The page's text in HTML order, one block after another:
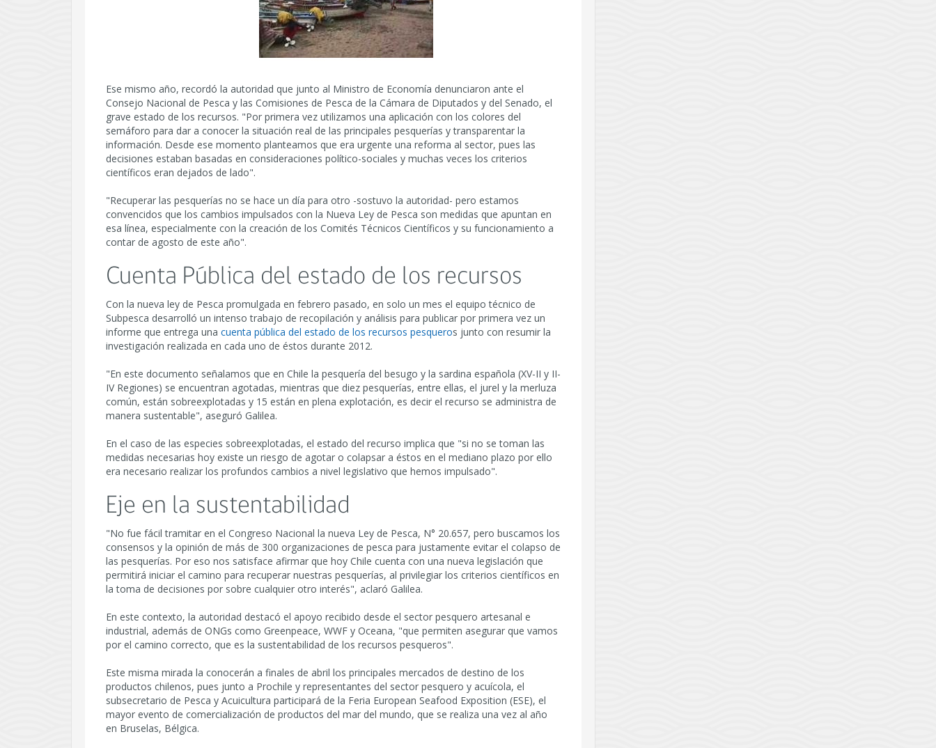
Ese mismo año, recordó la autoridad que junto al Ministro de Economía denunciaron ante el
Consejo Nacional de Pesca y las Comisiones de Pesca de la Cámara de Diputados y del Senado, el
grave estado de los recursos. "Por primera vez utilizamos una aplicación con los colores del
semáforo para dar a conocer la situación real de las principales pesquerías y transparentar la
información. Desde ese momento planteamos que era urgente una reforma al sector, pues las
decisiones estaban basadas en consideraciones político-sociales y muchas veces los criterios
científicos eran dejados de lado".
"Recuperar las pesquerías no se hace un día para otro -sostuvo la autoridad- pero estamos
convencidos que los cambios impulsados con la Nueva Ley de Pesca son medidas que apuntan en
esa línea, especialmente con la creación de los Comités Técnicos Científicos y su funcionamiento a
contar de agosto de este año".
Cuenta Pública del estado de los recursos
Con la nueva ley de Pesca promulgada en febrero pasado, en solo un mes el equipo técnico de
Subpesca desarrolló un intenso trabajo de recopilación y análisis para publicar por primera vez un
informe que entrega una cuenta pública del estado de los recursos pesqueros junto con resumir la
investigación realizada en cada uno de éstos durante 2012.
"En este documento señalamos que en Chile la pesquería del besugo y la sardina española (XV-II y II-
IV Regiones) se encuentran agotadas, mientras que diez pesquerías, entre ellas, el jurel y la merluza
común, están sobreexplotadas y 15 están en plena explotación, es decir el recurso se administra de
manera sustentable", aseguró Galilea.
En el caso de las especies sobreexplotadas, el estado del recurso implica que "si no se toman las
medidas necesarias hoy existe un riesgo de agotar o colapsar a éstos en el mediano plazo por ello
era necesario realizar los profundos cambios a nivel legislativo que hemos impulsado".
Eje en la sustentabilidad
"No fue fácil tramitar en el Congreso Nacional la nueva Ley de Pesca, N° 20.657, pero buscamos los
consensos y la opinión de más de 300 organizaciones de pesca para justamente evitar el colapso de
las pesquerías. Por eso nos satisface afirmar que hoy Chile cuenta con una nueva legislación que
permitirá iniciar el camino para recuperar nuestras pesquerías, al privilegiar los criterios científicos en
la toma de decisiones por sobre cualquier otro interés", aclaró Galilea.
En este contexto, la autoridad destacó el apoyo recibido desde el sector pesquero artesanal e
industrial, además de ONGs como Greenpeace, WWF y Oceana, "que permiten asegurar que vamos
por el camino correcto, que es la sustentabilidad de los recursos pesqueros".
Este misma mirada la conocerán a finales de abril los principales mercados de destino de los
productos chilenos, pues junto a Prochile y representantes del sector pesquero y acuícola, el
subsecretario de Pesca y Acuicultura participará de la Feria European Seafood Exposition (ESE), el
mayor evento de comercialización de productos del mar del mundo, que se realiza una vez al año
en Bruselas, Bélgica.